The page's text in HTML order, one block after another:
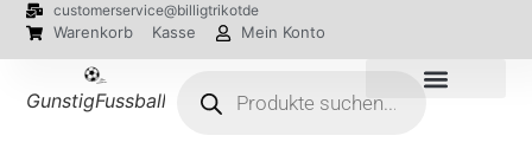
customerservice@billigtrikotde
Warenkorb Kasse Mein Konto
GunstigFussballTrikot